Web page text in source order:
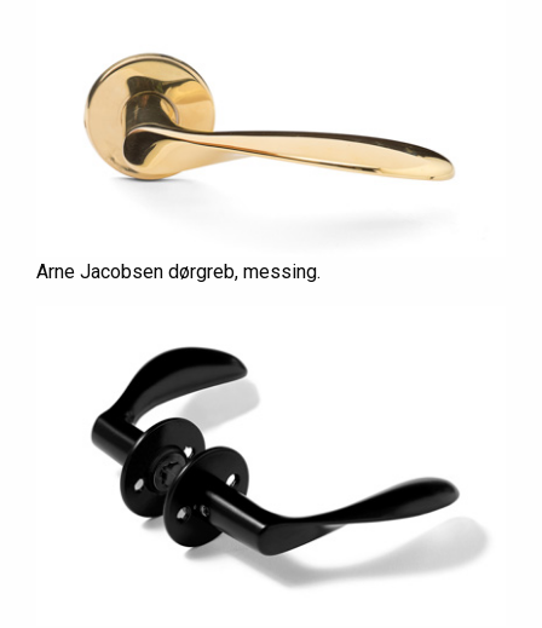
Arne Jacobsen dørgreb, messing.